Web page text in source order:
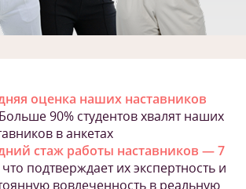
оценка наших наставников
Больше 90% студентов хвалят наших
в анкетах
стаж работы наставников — 7
что подтверждает их экспертность и
вовлеченность в реальную